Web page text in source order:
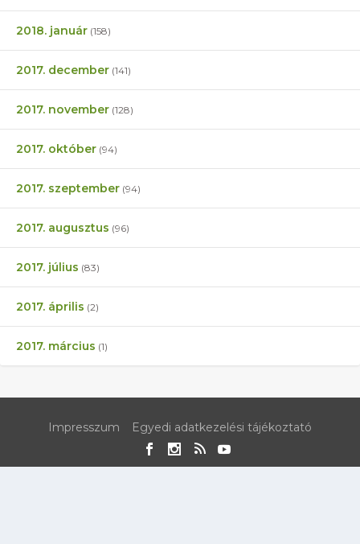
2018. január (158)
2017. december (141)
2017. november (128)
2017. október (94)
2017. szeptember (94)
2017. augusztus (96)
2017. július (83)
2017. április (2)
2017. március (1)
Impresszum Egyedi adatkezelési tájékoztató